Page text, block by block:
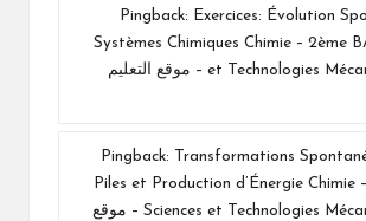
Pingback:
Exercices: Évolution
Systèmes Chimiques Chimie – 2ème
et Technologies Mécaniques STM – موقع التعليم
Pingback:
Transformations
Piles et Production d’Énergie Chimie
Sciences et Technologies Mécaniques STM – موقع